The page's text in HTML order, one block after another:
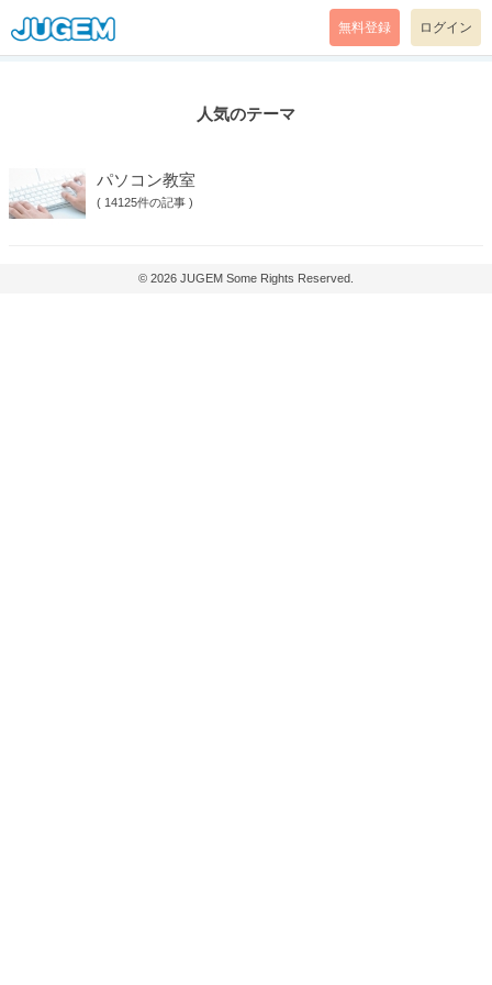
無料登録 ログイン
人気のテーマ
パソコン教室
( 14125件の記事 )
© 2026 JUGEM Some Rights Reserved.